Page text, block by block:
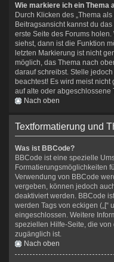
Wie markiere ich ein Thema
Durch Klicken des „Thema
Beitragsansicht kannst du
erste Seite des Forums
siehst, dann ist die Funktion
letzten Markierung ist nicht
möglich, das Thema nach
darauf schreibst. Stelle
beachtest! Es wird meist
auf alte oder abgeschlossene
Nach oben
Textformatierung und
Was ist BBCode?
BBCode ist eine spezielle
Formatierungsmöglichkeiten
Verwendung von BBCode
vergeben, können jedoch
deaktiviert werden. BBCode
werden Tags von eckigen („[“
eingeschlossen. Weitere
speziellen Hilfe-Seite, die
zugänglich ist.
Nach oben